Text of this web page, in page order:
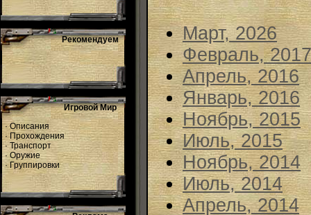
Рекомендуем
Игровой Мир
·Описания
·Прохождения
·Транспорт
·Оружие
·Группировки
Март, 2026
Февраль, 2017
Апрель, 2016
Январь, 2016
Ноябрь, 2015
Июль, 2015
Ноябрь, 2014
Июль, 2014
Апрель, 2014